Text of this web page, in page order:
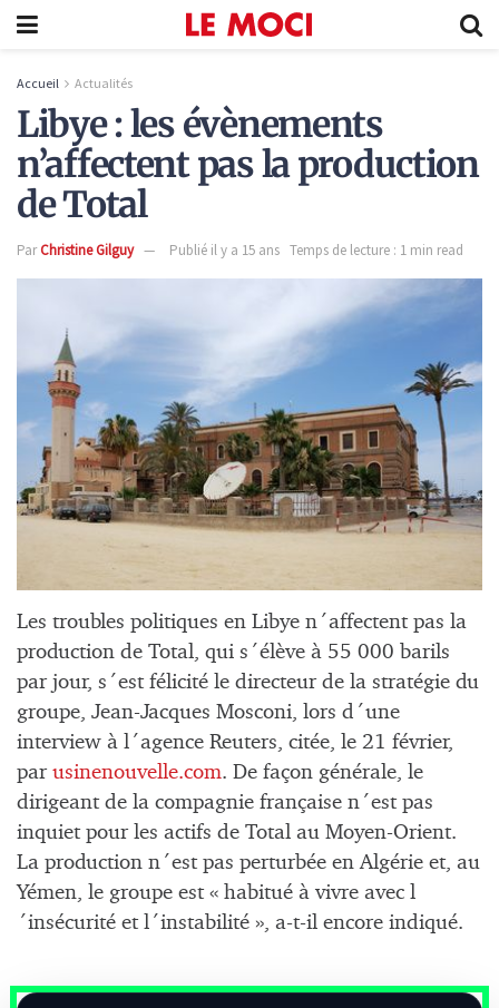
Accueil Actualités
Libye : les évènements
n’affectent pas la production
de Total
ParChristine Gilguy Publié il y a 15 ans Temps de lecture : 1 min read
Les troubles politiques en Libye n´affectent pas la
production de Total, qui s´élève à 55 000 barils
par jour, s´est félicité le directeur de la stratégie du
groupe, Jean-Jacques Mosconi, lors d´une
interview à l´agence Reuters, citée, le 21 février,
par usinenouvelle.com. De façon générale, le
dirigeant de la compagnie française n´est pas
inquiet pour les actifs de Total au Moyen-Orient.
La production n´est pas perturbée en Algérie et, au
Yémen, le groupe est « habitué à vivre avec l
´insécurité et l´instabilité », a-t-il encore indiqué.